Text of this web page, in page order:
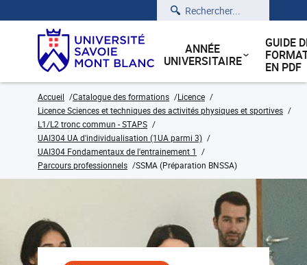
Rechercher
ANNÉE
UNIVERSITAIRE
GUIDE
EN PDF
Accueil Catalogue des formations
Licence
Licence Sciences et techniques des activités physiques et sportives
L1/L2 tronc commun - STAPS
UAI304 UA d'individualisation (1UA parmi 3)
UAI304 Fondamentaux de l'entrainement 1
Parcours professionnels
SSMA (Préparation BNSSA)